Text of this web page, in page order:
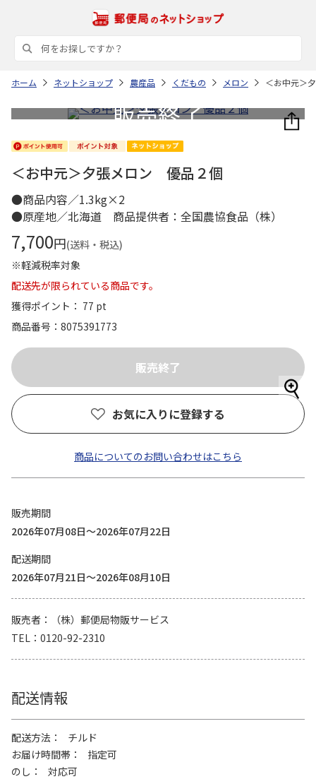
ホーム ネットショップ 農産品 くだもの メロン ＜お中元＞
＜お中元＞夕張メロン 優品２個
●商品内容／1.3kg×2
●原産地／北海道 商品提供者：全国農協食品（株）
7,700円(送料・税込)
※軽減税率対象
配送先が限られている商品です。
獲得ポイント： 77 pt
商品番号
8075391773
お気に入りに登録する
商品についてのお問い合わせはこちら
販売期間
2026年07月08日～2026年07月22日
配送期間
2026年07月21日～2026年08月10日
販売者
（株）郵便局物販サービス
TEL
0120-92-2310
配送情報
配送方法
チルド
お届け時間帯
指定可
のし
対応可